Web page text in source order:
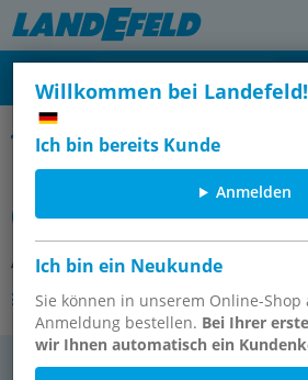
Willkommen bei Landefeld!
Ich bin bereits Kunde
Anmelden
Ich bin ein Neukunde
Sie können in unserem Online-Shop
Anmeldung bestellen. Bei Ihrer
wir Ihnen automatisch ein
Kupplungsstecker mit Schlauchtülle,
Kupplungsstecker
(1/4")mm Schlauch,
Artikelnummer: KSS 6 ARO5
Andere Varianten des Artikels